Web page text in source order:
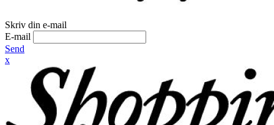
Skriv din e-mail
E-mail
Send
x